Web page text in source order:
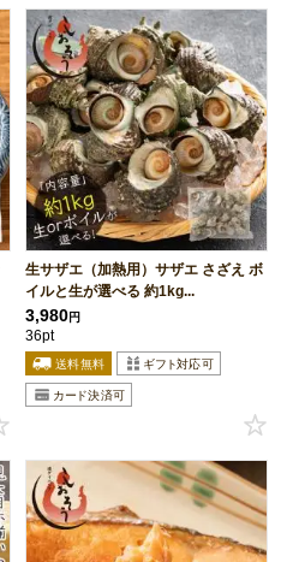
生サザエ（加熱用）サザエ さざえ ボ
イルと生が選べる 約1kg...
3,980円
36pt